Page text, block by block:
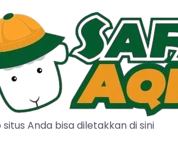
situs Anda bisa diletakkan di sini